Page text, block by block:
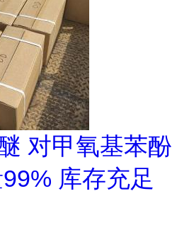
对甲氧基苯酚
库存充足